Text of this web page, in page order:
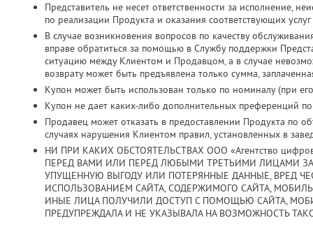
Представитель не несет ответственности за исполнение,
по реализации Продукта и оказания соответствующих
В случае возникновения вопросов по качеству
вправе обратиться за помощью в Службу поддержки
ситуацию между Клиентом и Продавцом, а в случае
возврату может быть предъявлена только сумма,
Купон может быть использован только по номиналу (при
Купон не дает каких-либо дополнительных преференций
Продавец может отказать в предоставлении Продукта по
случаях нарушения Клиентом правил, установленных в
НИ ПРИ КАКИХ ОБСТОЯТЕЛЬСТВАХ ООО «Агентство
ПЕРЕД ВАМИ ИЛИ ПЕРЕД ЛЮБЫМИ ТРЕТЬИМИ ЛИЦАМИ
УПУЩЕННУЮ ВЫГОДУ ИЛИ ПОТЕРЯННЫЕ ДАННЫЕ, ВРЕД
ИСПОЛЬЗОВАНИЕМ САЙТА, СОДЕРЖИМОГО САЙТА,
ИНЫЕ ЛИЦА ПОЛУЧИЛИ ДОСТУП С ПОМОЩЬЮ САЙТА,
ПРЕДУПРЕЖДАЛА И НЕ УКАЗЫВАЛА НА ВОЗМОЖНОСТЬ